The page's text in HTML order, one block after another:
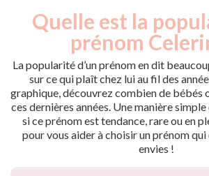
Quelle est la
prénom
La popularité d’un prénom en dit
sur ce qui plaît chez lui au fil des
graphique, découvrez combien de bébés
ces dernières années. Une manière
si ce prénom est tendance, rare ou en
pour vous aider à choisir un prénom
envies !
Popularité du
prénom Celerine
par année
Année
Nouveaux-
nés
1905
3
1917
3